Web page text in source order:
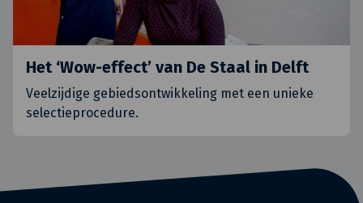
Het ‘Wow-effect’ van De Staal in Delft
Veelzijdige gebiedsontwikkeling met een unieke
selectieprocedure.